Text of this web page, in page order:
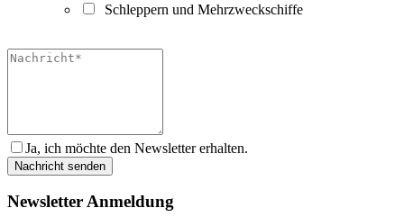
Schleppern und Mehrzweckschiffe
Ja, ich möchte den Newsletter erhalten.
Newsletter Anmeldung